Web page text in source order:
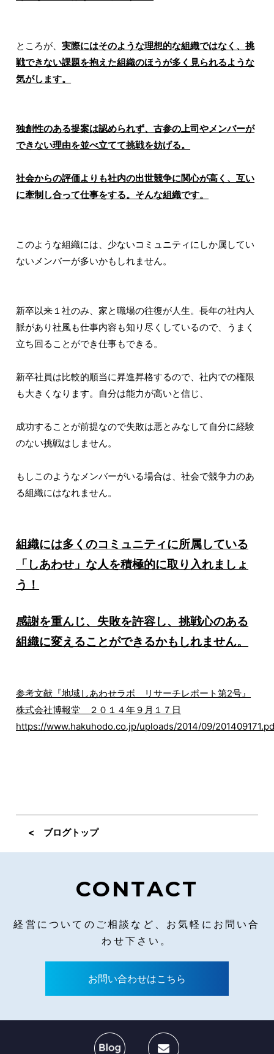
ところが、実際にはそのような理想的な組織ではなく、挑
戦できない課題を抱えた組織のほうが多く見られるような
気がします。
独創性のある提案は認められず、古参の上司やメンバーが
できない理由を並べ立てて挑戦を妨げる。
社会からの評価よりも社内の出世競争に関心が高く、互い
に牽制し合って仕事をする。そんな組織です。
このような組織には、少ないコミュニティにしか属してい
ないメンバーが多いかもしれません。
新卒以来１社のみ、家と職場の往復が人生。長年の社内人
脈があり社風も仕事内容も知り尽くしているので、うまく
立ち回ることができ仕事もできる。
新卒社員は比較的順当に昇進昇格するので、社内での権限
も大きくなります。自分は能力が高いと信じ、
成功することが前提なので失敗は悪とみなして自分に経験
のない挑戦はしません。
もしこのようなメンバーがいる場合は、社会で競争力のあ
る組織にはなれません。
組織には多くのコミュニティに所属している
「しあわせ」な人を積極的に取り入れましょ
う！
感謝を重んじ、失敗を許容し、挑戦心のある
組織に変えることができるかもしれません。
参考文献『地域しあわせラボ リサーチレポート第2号』
株式会社博報堂 ２０１４年９月１７日
https://www.hakuhodo.co.jp/uploads/2014/09/
< ブログトップ
CONTACT
経営についてのご相談など、お気軽にお問い合
わせ下さい。
お問い合わせはこちら